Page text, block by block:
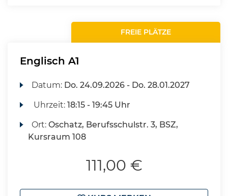
FREIE PLÄTZE
Englisch A1
Datum: Do. 24.09.2026 - Do. 28.01.2027
Uhrzeit:18:15 - 19:45 Uhr
Ort:Oschatz, Berufsschulstr. 3, BSZ,
Kursraum 108
111,00 €